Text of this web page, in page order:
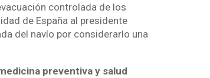
controlada de los
de España al presidente
del navío por considerarlo una
preventiva y salud